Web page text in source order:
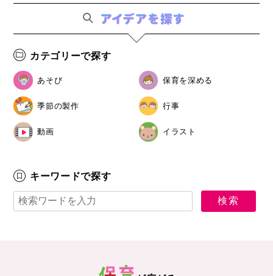
カテゴリーで探す
あそび 保育を深める
季節の製作 行事
動画 イラスト
キーワードで探す